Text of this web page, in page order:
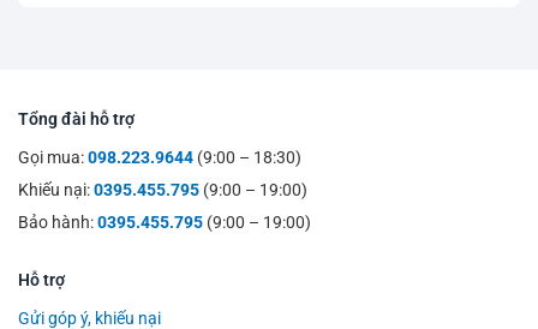
Tổng đài hỗ trợ
Gọi mua:098.223.9644 (9:00 – 18:30)
Khiếu nại:0395.455.795 (9:00 – 19:00)
Bảo hành:0395.455.795 (9:00 – 19:00)
Hỗ trợ
Gửi góp ý, khiếu nại